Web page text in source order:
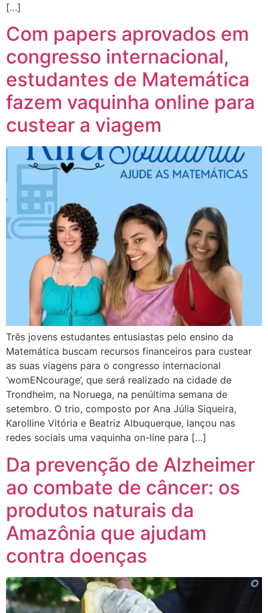
[…]
Com papers aprovados em
congresso internacional,
estudantes de Matemática
fazem vaquinha online para
custear a viagem
Três jovens estudantes entusiastas pelo ensino da
Matemática buscam recursos financeiros para custear
as suas viagens para o congresso internacional
‘womENcourage’, que será realizado na cidade de
Trondheim, na Noruega, na penúltima semana de
setembro. O trio, composto por Ana Júlia Siqueira,
Karolline Vitória e Beatriz Albuquerque, lançou nas
redes sociais uma vaquinha on-line para […]
Da prevenção de Alzheimer
ao combate de câncer: os
produtos naturais da
Amazônia que ajudam
contra doenças